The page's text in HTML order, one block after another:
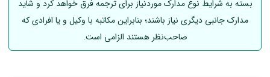
بسته به شرایط نوع مدارک موردنیاز برای ترجمه فرق خواهد کرد و شاید
مدارک جانبی دیگری نیاز باشند؛ بنابراین مکاتبه با وکیل و یا افرادی که
صاحب‌نظر هستند الزامی است.